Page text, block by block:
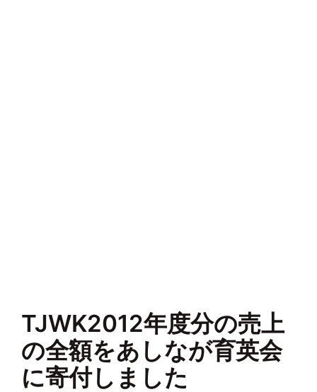
TJWK2012年度分の売上
の全額をあしなが育英会
に寄付しました